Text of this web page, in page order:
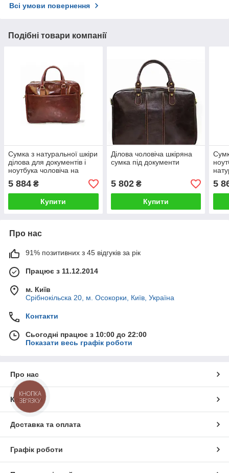
Всі умови повернення
Подібні товари компанії
Сумка з натуральної шкіри
ділова для документів і
ноутбука чоловіча на
5 884 ₴
Купити
Ділова чоловіча шкіряна
сумка під документи
5 802₴
Купити
5
Про нас
91% позитивних з 45 відгуків за рік
Працює з 11.12.2014
м. Київ
Срібнокільска 20, м. Осокорки, Київ, Україна
Контакти
Сьогодні працює з 10:00 до 22:00
Показати весь графік роботи
Про нас
Контакти
Доставка та оплата
Графік роботи
КНОПКА
ЗВ'ЯЗКУ